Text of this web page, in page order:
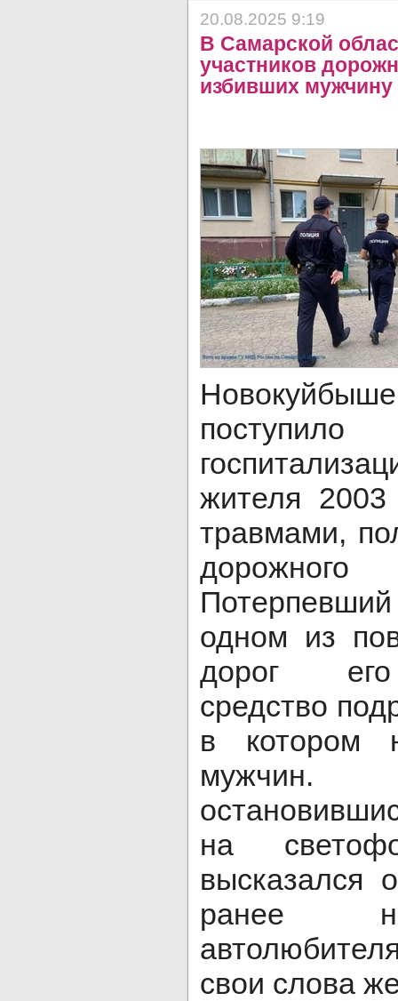
20.08.2025 9:19
В Самарской
участников
избивших мужчину
жителя
травмами,
одном из
дорог его
средство
в котором
мужчин.
на
высказался
ранее
свои слова